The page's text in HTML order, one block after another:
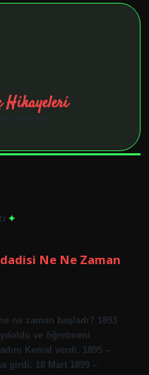
Hikayeleri
Ne Ne Zaman
ne zaman başladı? 1893
ve öğretmeni
Kemal verdi. 1895 –
girdi. 18 Mart 1899 –